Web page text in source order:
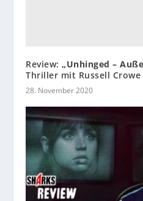
Review:„Unhinged –
Thriller mit Russell
28. November 2020